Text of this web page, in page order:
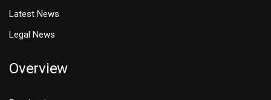
Latest News
Legal News
Overview